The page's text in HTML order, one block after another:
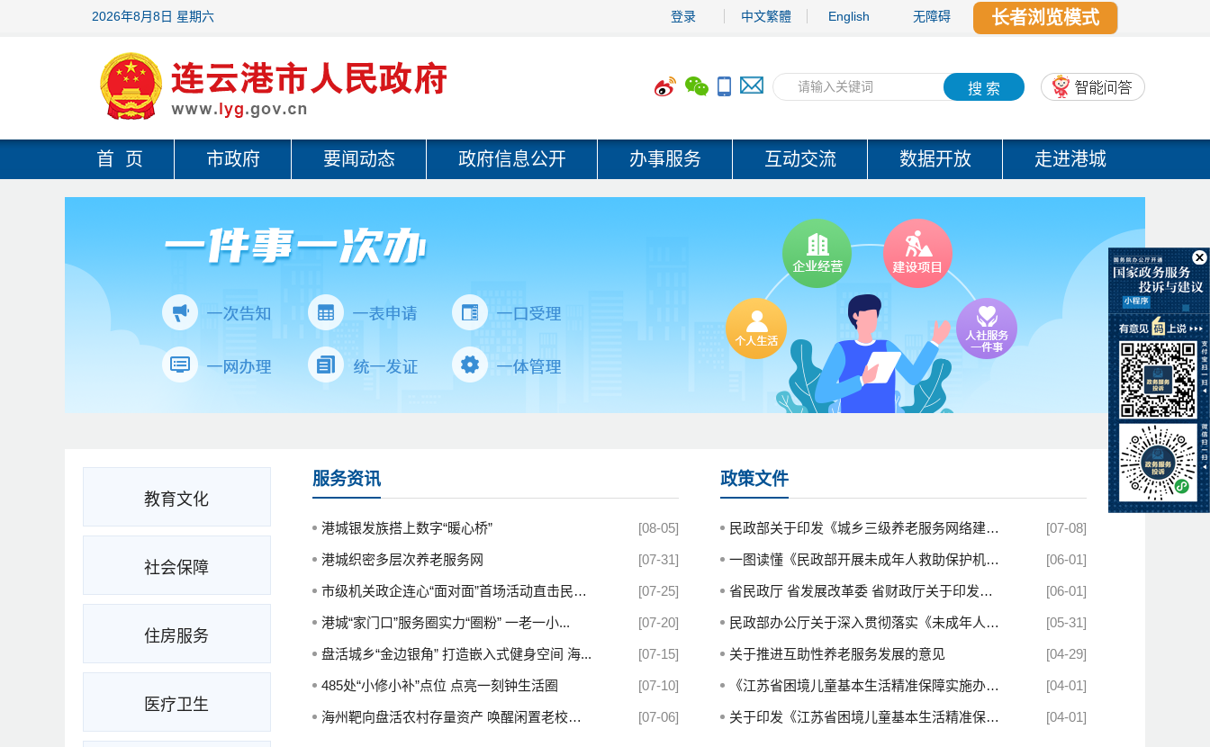
2026年8月8日 星期六 登录 中文繁體 English 无障碍 长者浏览模式
搜 索
首 页 市政府 要闻动态 政府信息公开 办事服务 互动交流 数据开放 走进港城
教育文化
社会保障
住房服务
医疗卫生
服务资讯
港城银发族搭上数字“暖心桥” [08-05]
港城织密多层次养老服务网 [07-31]
市级机关政企连心“面对面”首场活动直击民生痛... [07-25]
港城“家门口”服务圈实力“圈粉” 一老一小... [07-20]
盘活城乡“金边银角” 打造嵌入式健身空间 海... [07-15]
485处“小修小补”点位 点亮一刻钟生活圈 [07-10]
海州靶向盘活农村存量资产 唤醒闲置老校舍 ... [07-06]
政策文件
民政部关于印发《城乡三级养老服务网络建设管理... [07-08]
一图读懂《民政部开展未成年人救助保护机构“提... [06-01]
省民政厅 省发展改革委 省财政厅关于印发《江... [06-01]
民政部办公厅关于深入贯彻落实《未成年人救助保... [05-31]
关于推进互助性养老服务发展的意见 [04-29]
《江苏省困境儿童基本生活精准保障实施办法》政... [04-01]
关于印发《江苏省困境儿童基本生活精准保障实施... [04-01]